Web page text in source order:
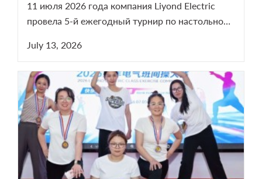
11 июля 2026 года компания Liyond Electric
провела 5-й ежегодный турнир по настольному
напомнило о важности здоровья. Смотрите
July 13, 2026